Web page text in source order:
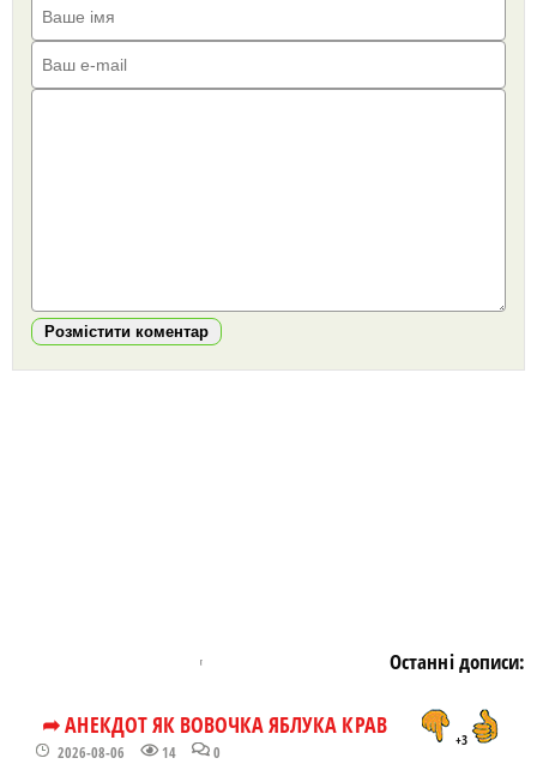
Розмістити коментар
Останні дописи:
➦ АНЕКДОТ ЯК ВОВОЧКА ЯБЛУКА КРАВ
2026-08-06 14 0
+3